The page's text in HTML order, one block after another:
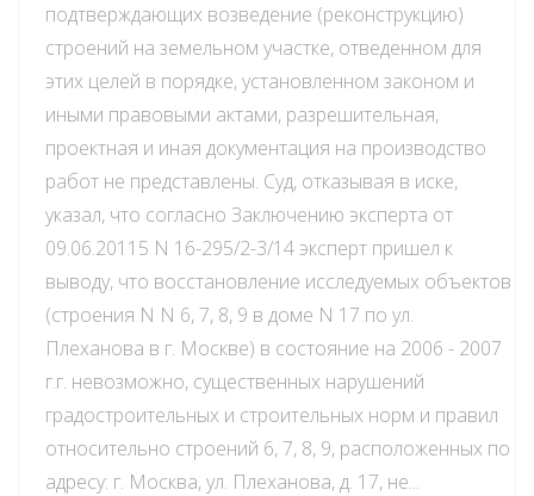
подтверждающих возведение (реконструкцию)
строений на земельном участке, отведенном для
этих целей в порядке, установленном законом и
иными правовыми актами, разрешительная,
проектная и иная документация на производство
работ не представлены. Суд, отказывая в иске,
указал, что согласно Заключению эксперта от
09.06.20115 N 16-295/2-3/14 эксперт пришел к
выводу, что восстановление исследуемых объектов
(строения N N 6, 7, 8, 9 в доме N 17 по ул.
Плеханова в г. Москве) в состояние на 2006 - 2007
г.г. невозможно, существенных нарушений
градостроительных и строительных норм и правил
относительно строений 6, 7, 8, 9, расположенных по
адресу: г. Москва, ул. Плеханова, д. 17, не...